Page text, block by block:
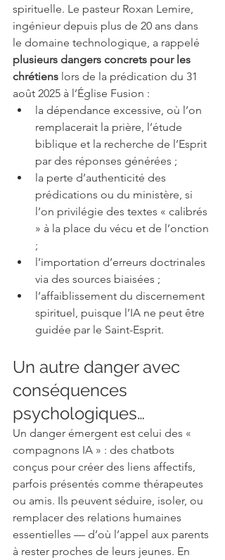
spirituelle. Le pasteur Roxan Lemire,
ingénieur depuis plus de 20 ans dans
le domaine technologique, a rappelé
plusieurs dangers concrets pour les
chrétiens lors de la prédication du 31
août 2025 à l’Église Fusion :
la dépendance excessive, où l’on
remplacerait la prière, l’étude
biblique et la recherche de l’Esprit
par des réponses générées ;
la perte d’authenticité des
prédications ou du ministère, si
l’on privilégie des textes « calibrés
» à la place du vécu et de l’onction
;
l’importation d’erreurs doctrinales
via des sources biaisées ;
l’affaiblissement du discernement
spirituel, puisque l’IA ne peut être
guidée par le Saint-Esprit.
Un autre danger avec
conséquences
psychologiques…
Un danger émergent est celui des «
compagnons IA » : des chatbots
conçus pour créer des liens affectifs,
parfois présentés comme thérapeutes
ou amis. Ils peuvent séduire, isoler, ou
remplacer des relations humaines
essentielles — d’où l’appel aux parents
à rester proches de leurs jeunes. En